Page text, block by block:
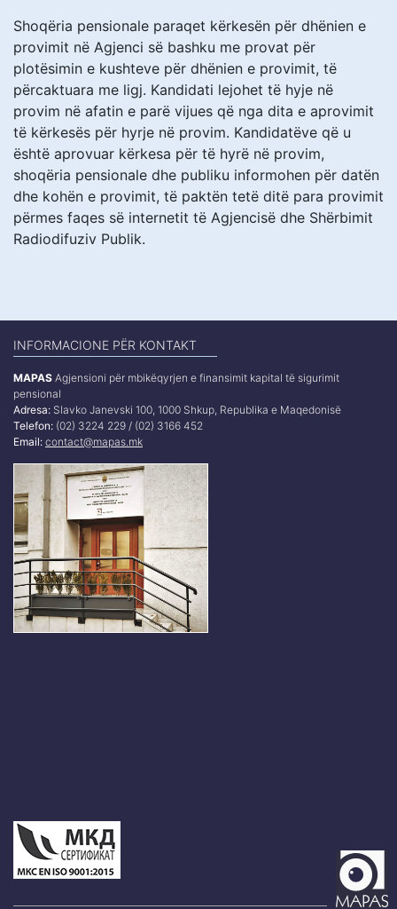
Shoqëria pensionale paraqet kërkesën për dhënien e
provimit në Agjenci së bashku me provat për
plotësimin e kushteve për dhënien e provimit, të
përcaktuara me ligj. Kandidati lejohet të hyje në
provim në afatin e parë vijues që nga dita e aprovimit
të kërkesës për hyrje në provim. Kandidatëve që u
është aprovuar kërkesa për të hyrë në provim,
shoqëria pensionale dhe publiku informohen për datën
dhe kohën e provimit, të paktën tetë ditë para provimit
përmes faqes së internetit të Agjencisë dhe Shërbimit
Radiodifuziv Publik.
INFORMACIONE PËR KONTAKT
MAPAS Agjensioni për mbikëqyrjen e finansimit kapital të sigurimit
pensional
Adresa: Slavko Janevski 100, 1000 Shkup, Republika e Maqedonisë
Telefon: (02) 3224 229 / (02) 3166 452
Email: contact@mapas.mk